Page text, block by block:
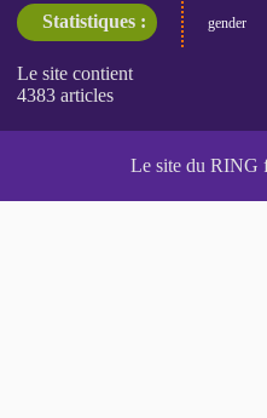
Statistiques :
gender
Le site du RING